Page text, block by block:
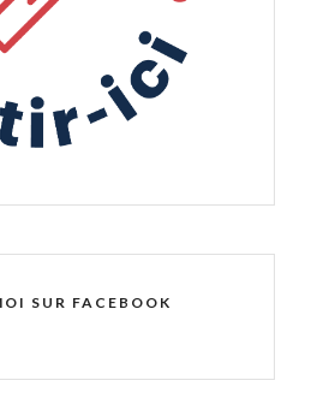
SUR FACEBOOK